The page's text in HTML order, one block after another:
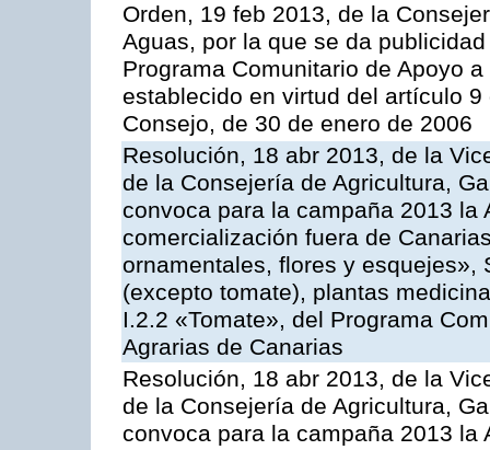
Orden, 19 feb 2013, de la
Aguas, por la que se da
Programa Comunitario de Apoyo
establecido en virtud del artículo
Consejo, de 30 de enero de 2006
Resolución, 18 abr 2013, de la
de la Consejería de Agricultura,
convoca para la campaña 2013 la
comercialización fuera de
ornamentales, flores y esquejes»,
(excepto tomate), plantas
I.2.2 «Tomate», del Programa
Agrarias de Canarias
Resolución, 18 abr 2013, de la
de la Consejería de Agricultura,
convoca para la campaña 2013